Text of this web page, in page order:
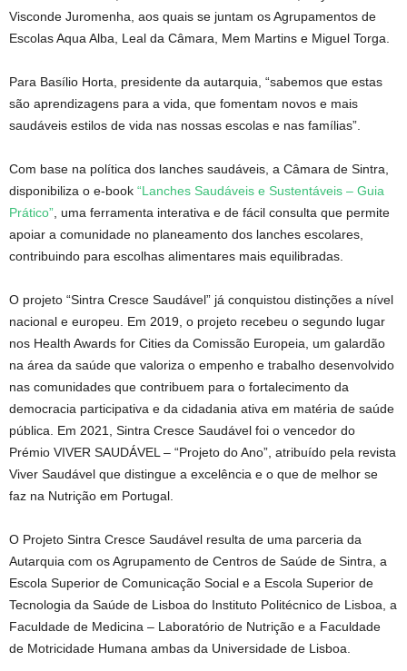
Visconde Juromenha, aos quais se juntam os Agrupamentos de
Escolas Aqua Alba, Leal da Câmara, Mem Martins e Miguel Torga.
Para Basílio Horta, presidente da autarquia, “sabemos que estas
são aprendizagens para a vida, que fomentam novos e mais
saudáveis estilos de vida nas nossas escolas e nas famílias”.
Com base na política dos lanches saudáveis, a Câmara de Sintra,
disponibiliza o e-book “Lanches Saudáveis e Sustentáveis – Guia
Prático” , uma ferramenta interativa e de fácil consulta que permite
apoiar a comunidade no planeamento dos lanches escolares,
contribuindo para escolhas alimentares mais equilibradas.
O projeto “Sintra Cresce Saudável” já conquistou distinções a nível
nacional e europeu. Em 2019, o projeto recebeu o segundo lugar
nos Health Awards for Cities da Comissão Europeia, um galardão
na área da saúde que valoriza o empenho e trabalho desenvolvido
nas comunidades que contribuem para o fortalecimento da
democracia participativa e da cidadania ativa em matéria de saúde
pública. Em 2021, Sintra Cresce Saudável foi o vencedor do
Prémio VIVER SAUDÁVEL – “Projeto do Ano”, atribuído pela revista
Viver Saudável que distingue a excelência e o que de melhor se
faz na Nutrição em Portugal.
O Projeto Sintra Cresce Saudável resulta de uma parceria da
Autarquia com os Agrupamento de Centros de Saúde de Sintra, a
Escola Superior de Comunicação Social e a Escola Superior de
Tecnologia da Saúde de Lisboa do Instituto Politécnico de Lisboa, a
Faculdade de Medicina – Laboratório de Nutrição e a Faculdade
de Motricidade Humana ambas da Universidade de Lisboa.